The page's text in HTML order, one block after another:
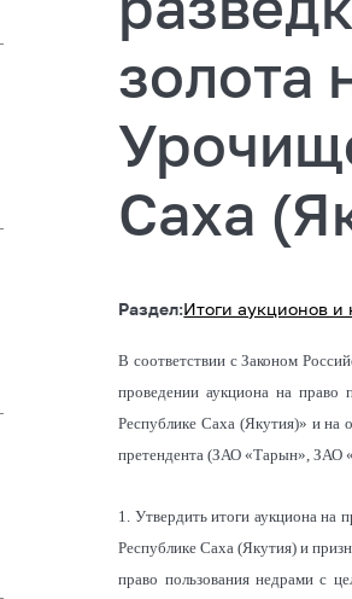
золота
Саха
Раздел:Итоги аукционов и
В соответствии с Законом
проведении аукциона на
Республике Саха (Якутия)» и на
претендента (ЗАО «Тарын», ЗАО
1. Утвердить итоги аукциона на
Республике Саха (Якутия) и
право пользования недрами с